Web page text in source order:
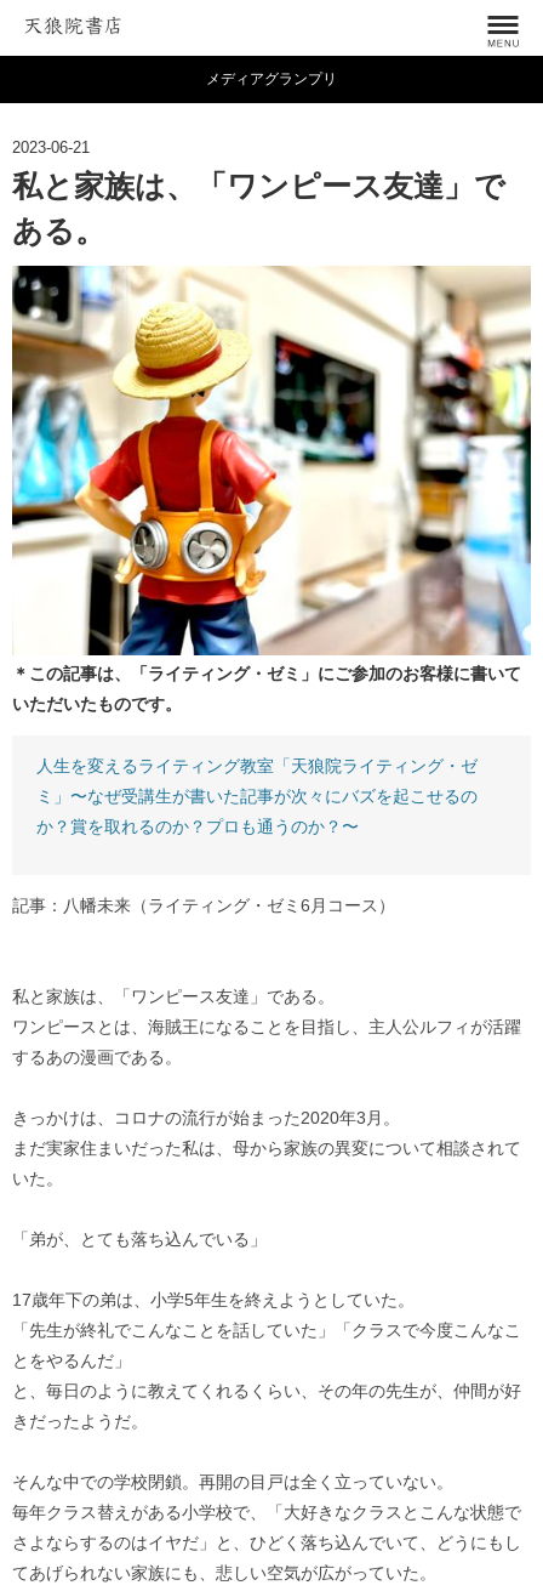
メディアグランプリ
2023-06-21
私と家族は、「ワンピース友達」で
ある。
＊この記事は、「ライティング・ゼミ」にご参加のお客様に書いて
いただいたものです。
人生を変えるライティング教室「天狼院ライティング・ゼ
ミ」〜なぜ受講生が書いた記事が次々にバズを起こせるの
か？賞を取れるのか？プロも通うのか？〜
記事：八幡未来（ライティング・ゼミ6月コース）
私と家族は、「ワンピース友達」である。
ワンピースとは、海賊王になることを目指し、主人公ルフィが活躍
するあの漫画である。
きっかけは、コロナの流行が始まった2020年3月。
まだ実家住まいだった私は、母から家族の異変について相談されて
いた。
「弟が、とても落ち込んでいる」
17歳年下の弟は、小学5年生を終えようとしていた。
「先生が終礼でこんなことを話していた」「クラスで今度こんなこ
とをやるんだ」
と、毎日のように教えてくれるくらい、その年の先生が、仲間が好
きだったようだ。
そんな中での学校閉鎖。再開の目戸は全く立っていない。
毎年クラス替えがある小学校で、「大好きなクラスとこんな状態で
さよならするのはイヤだ」と、ひどく落ち込んでいて、どうにもし
てあげられない家族にも、悲しい空気が広がっていた。